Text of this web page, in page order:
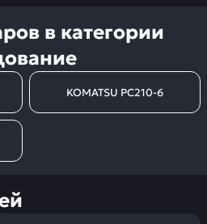
в категории
KOMATSU PC210-6